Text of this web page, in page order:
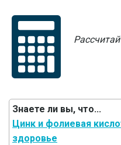
Знаете ли вы, что...
Цинк и фолиевая
здоровье